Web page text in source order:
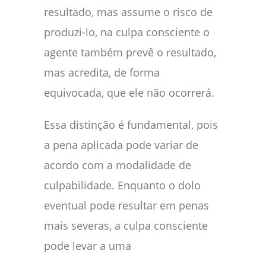
resultado, mas assume o risco de
produzi-lo, na culpa consciente o
agente também prevê o resultado,
mas acredita, de forma
equivocada, que ele não ocorrerá.
Essa distinção é fundamental, pois
a pena aplicada pode variar de
acordo com a modalidade de
culpabilidade. Enquanto o dolo
eventual pode resultar em penas
mais severas, a culpa consciente
pode levar a uma